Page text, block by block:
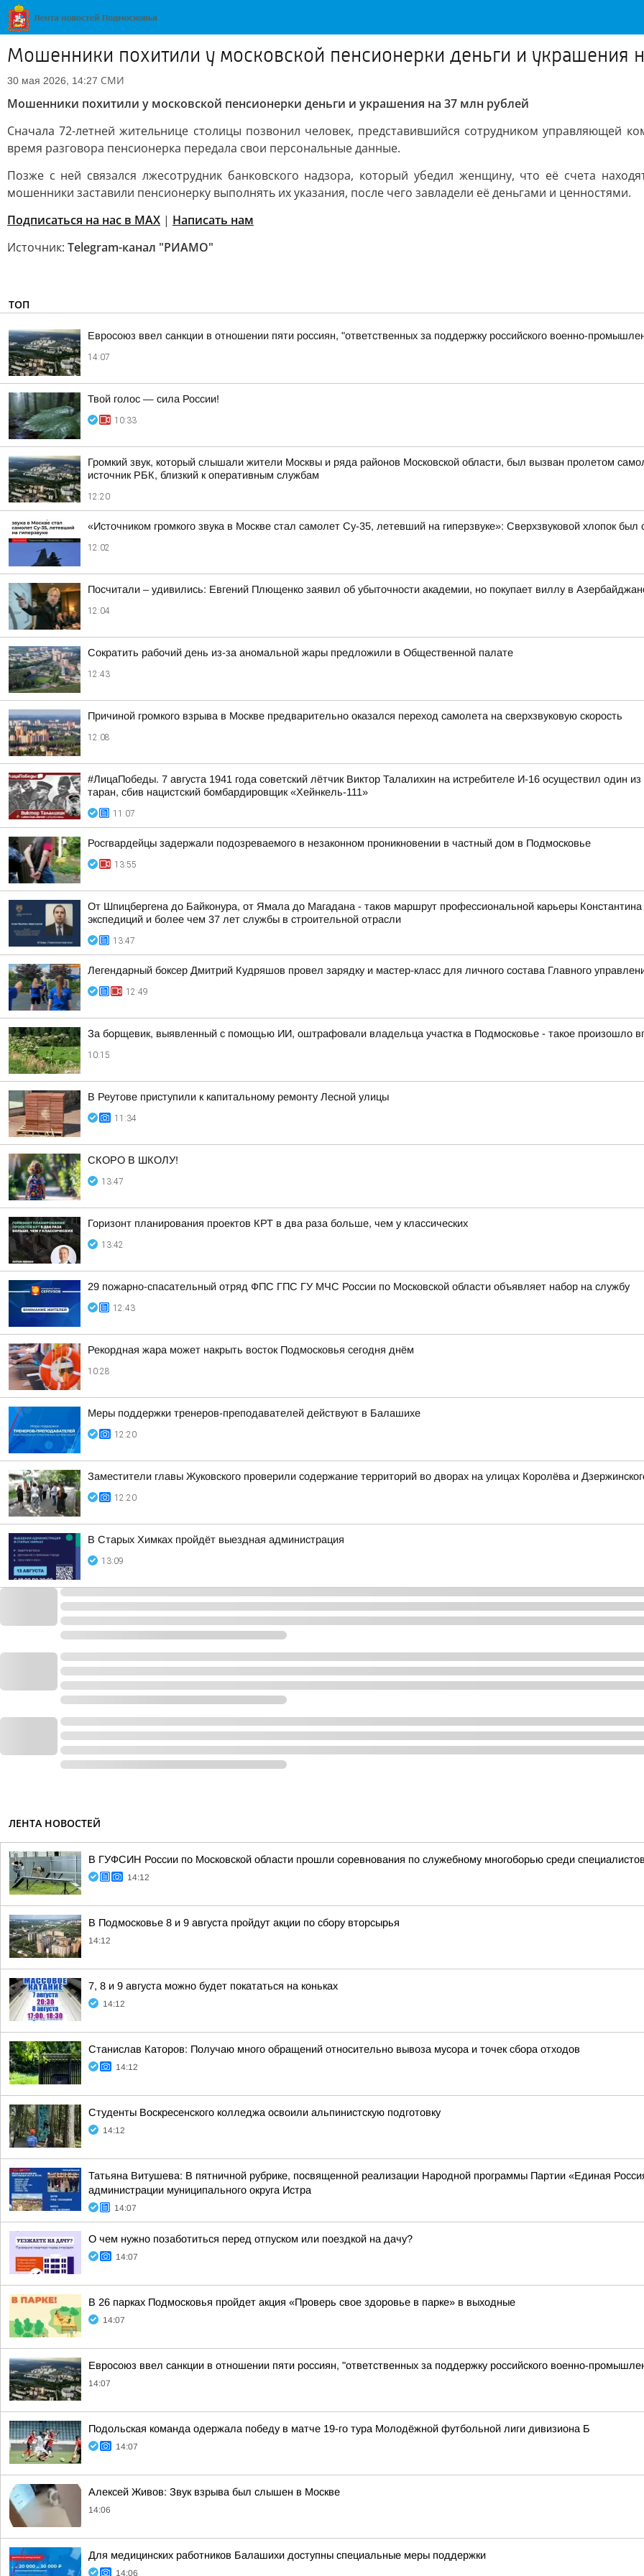
Мошенники похитили у московской пенсионерки деньги и украшения
30 мая 2026, 14:27 СМИ
Мошенники похитили у московской пенсионерки деньги и украшения на 37 млн рублей
Сначала 72-летней жительнице столицы позвонил человек, представившийся сотрудником управляющей
время разговора пенсионерка передала свои персональные данные.
Позже с ней связался лжесотрудник банковского надзора, который убедил женщину, что её счета
мошенники заставили пенсионерку выполнять их указания, после чего завладели её деньгами и ценностями.
Подписаться на нас в MAX | Написать нам
Источник: Telegram-канал "РИАМО"
ТОП
Евросоюз ввел санкции в отношении пяти россиян, "ответственных за поддержку российского военно-
14:07
Твой голос — сила России!
10:33
Громкий звук, который слышали жители Москвы и ряда районов Московской области, был вызван пролетом
источник РБК, близкий к оперативным службам
12:20
«Источником громкого звука в Москве стал самолет Су-35, летевший на гиперзвуке»: Сверхзвуковой хлопок
12:02
Посчитали – удивились: Евгений Плющенко заявил об убыточности академии, но покупает виллу в
12:04
Сократить рабочий день из-за аномальной жары предложили в Общественной палате
12:43
Причиной громкого взрыва в Москве предварительно оказался переход самолета на сверхзвуковую скорость
12:08
#ЛицаПобеды. 7 августа 1941 года советский лётчик Виктор Талалихин на истребителе И-16 осуществил один
таран, сбив нацистский бомбардировщик «Хейнкель-111»
11:07
Росгвардейцы задержали подозреваемого в незаконном проникновении в частный дом в Подмосковье
13:55
От Шпицбергена до Байконура, от Ямала до Магадана - таков маршрут профессиональной карьеры
экспедиций и более чем 37 лет службы в строительной отрасли
13:47
Легендарный боксер Дмитрий Кудряшов провел зарядку и мастер-класс для личного состава Главного
12:49
За борщевик, выявленный с помощью ИИ, оштрафовали владельца участка в Подмосковье - такое произошло
10:15
В Реутове приступили к капитальному ремонту Лесной улицы
11:34
СКОРО В ШКОЛУ!
13:47
Горизонт планирования проектов КРТ в два раза больше, чем у классических
13:42
29 пожарно-спасательный отряд ФПС ГПС ГУ МЧС России по Московской области объявляет набор на службу
12:43
Рекордная жара может накрыть восток Подмосковья сегодня днём
10:28
Меры поддержки тренеров-преподавателей действуют в Балашихе
12:20
Заместители главы Жуковского проверили содержание территорий во дворах на улицах Королёва и
12:20
В Старых Химках пройдёт выездная администрация
13:09
ЛЕНТА НОВОСТЕЙ
В ГУФСИН России по Московской области прошли соревнования по служебному многоборью среди
14:12
В Подмосковье 8 и 9 августа пройдут акции по сбору вторсырья
14:12
7, 8 и 9 августа можно будет покататься на коньках
14:12
Станислав Каторов: Получаю много обращений относительно вывоза мусора и точек сбора отходов
14:12
Студенты Воскресенского колледжа освоили альпинистскую подготовку
14:12
Татьяна Витушева: В пятничной рубрике, посвященной реализации Народной программы Партии «Единая
администрации муниципального округа Истра
14:07
О чем нужно позаботиться перед отпуском или поездкой на дачу?
14:07
В 26 парках Подмосковья пройдет акция «Проверь свое здоровье в парке» в выходные
14:07
Евросоюз ввел санкции в отношении пяти россиян, "ответственных за поддержку российского военно-
14:07
Подольская команда одержала победу в матче 19-го тура Молодёжной футбольной лиги дивизиона Б
14:07
Алексей Живов: Звук взрыва был слышен в Москве
14:06
Для медицинских работников Балашихи доступны специальные меры поддержки
14:06